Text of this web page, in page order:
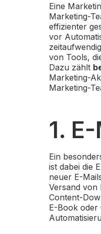
Eine
Marketing-
effizienter
vor
von Tools,
Dazu zählt
Marketing-
Marketing-
1.
Ein
ist dabei die
neuer E-
Versand von
Content-
E-Book oder